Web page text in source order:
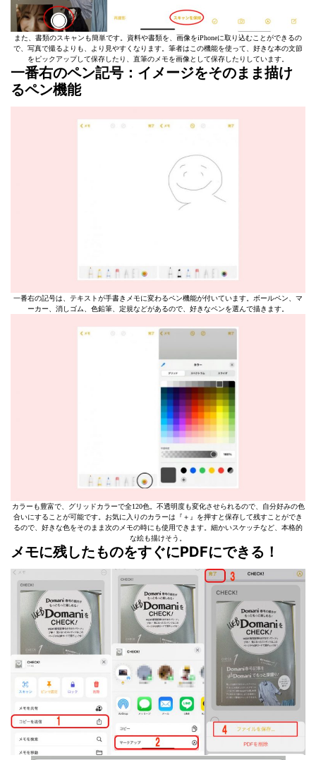
また、書類のスキャンも簡単です。資料や書類を、画像をiPhoneに取り込むことができるの
で、写真で撮るよりも、より見やすくなります。筆者はこの機能を使って、好きな本の文節
をピックアップして保存したり、直筆のメモを画像として保存したりしています。
一番右のペン記号：イメージをそのまま描け
るペン機能
一番右の記号は、テキストが手書きメモに変わるペン機能が付いています。ボールペン、マ
ーカー、消しゴム、色鉛筆、定規などがあるので、好きなペンを選んで描きます。
カラーも豊富で、グリッドカラーで全120色。不透明度も変化させられるので、自分好みの色
合いにすることが可能です。お気に入りのカラーは『＋』を押すと保存して残すことができ
るので、好きな色をそのまま次のメモの時にも使用できます。細かいスケッチなど、本格的
な絵も描けそう。
メモに残したものをすぐにPDFにできる！